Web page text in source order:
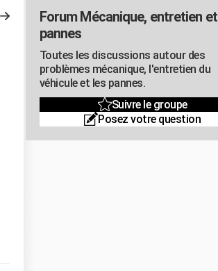
Forum Mécanique, entretien et
pannes
Toutes les discussions autour des
problèmes mécanique, l'entretien du
véhicule et les pannes.
Suivre le groupe
Posez votre question